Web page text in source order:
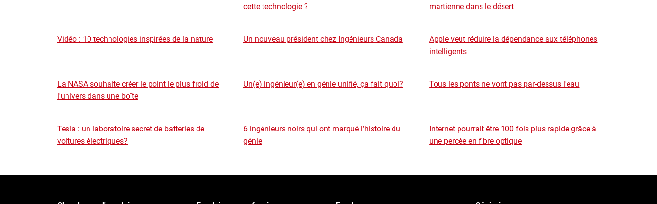
cette technologie ?
martienne dans le désert
Vidéo : 10 technologies inspirées de la nature Un nouveau président chez Ingénieurs Canada
Apple veut réduire la dépendance aux téléphones
intelligents
La NASA souhaite créer le point le plus froid de
l'univers dans une boîte
Un(e) ingénieur(e) en génie unifié, ça fait quoi? Tous les ponts ne vont pas par-dessus l'eau
Tesla : un laboratoire secret de batteries de
voitures électriques?
6 ingénieurs noirs qui ont marqué l’histoire du
génie
Internet pourrait être 100 fois plus rapide grâce à
une percée en fibre optique